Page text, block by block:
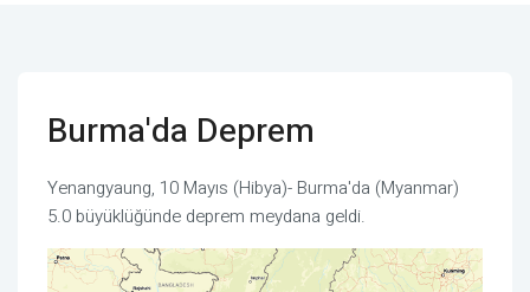
Burma'da Deprem
Yenangyaung, 10 Mayıs (Hibya)- Burma'da (Myanmar)
5.0 büyüklüğünde deprem meydana geldi.